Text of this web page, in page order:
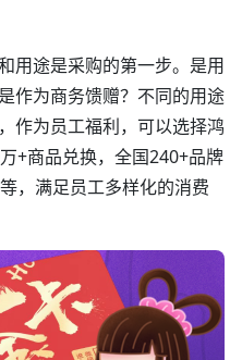
用途是采购的第一步。是用
作为商务馈赠？不同的用途
作为员工福利，可以选择鸿
+商品兑换，全国240+品牌
，满足员工多样化的消费